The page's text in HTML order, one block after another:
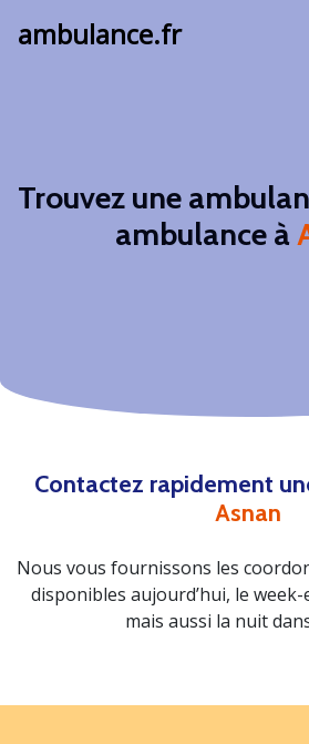
ambulance.fr
Trouvez une
ambulance à
Contactez rapidement
Asnan
Nous vous fournissons les
disponibles aujourd’hui, le
mais aussi la nuit